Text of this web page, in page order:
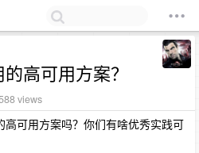
高可用方案？
views
可用方案吗？你们有啥优秀实践可